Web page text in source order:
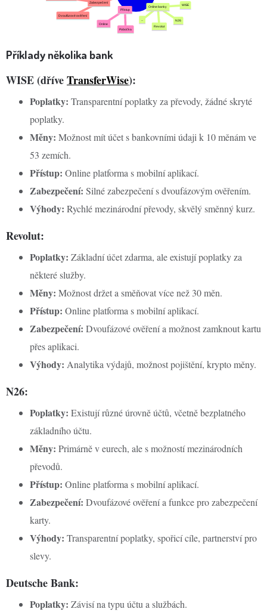
Příklady několika bank
WISE (dříveTransferWise):
Poplatky: Transparentní poplatky za převody, žádné skryté
poplatky.
Měny: Možnost mít účet s bankovními údaji k 10 měnám ve
53 zemích.
Přístup: Online platforma s mobilní aplikací.
Zabezpečení: Silné zabezpečení s dvoufázovým ověřením.
Výhody: Rychlé mezinárodní převody, skvělý směnný kurz.
Revolut:
Poplatky: Základní účet zdarma, ale existují poplatky za
některé služby.
Měny: Možnost držet a směňovat více než 30 měn.
Přístup: Online platforma s mobilní aplikací.
Zabezpečení: Dvoufázové ověření a možnost zamknout kartu
přes aplikaci.
Výhody: Analytika výdajů, možnost pojištění, krypto měny.
N26:
Poplatky: Existují různé úrovně účtů, včetně bezplatného
základního účtu.
Měny: Primárně v eurech, ale s možností mezinárodních
převodů.
Přístup: Online platforma s mobilní aplikací.
Zabezpečení: Dvoufázové ověření a funkce pro zabezpečení
karty.
Výhody: Transparentní poplatky, spořicí cíle, partnerství pro
slevy.
Deutsche Bank:
Poplatky: Závisí na typu účtu a službách.